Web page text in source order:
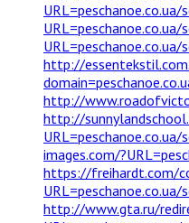
http://
http://
http://
images.com/
https://freihardt.com/
http://www.gta.ru/